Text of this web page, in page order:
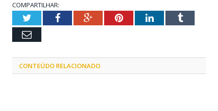
COMPARTILHAR:
TwitterFacebookGoogle+PinterestLinkedInTumblr
Email
CONTEÚDO RELACIONADO